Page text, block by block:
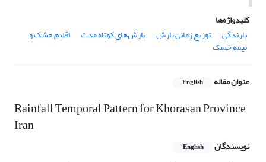
کلیدواژه‌ها
بارندگی
توزیع زمانی بارش بارش‌های کوتاه مدت اقلیم خشک و
نیمه خشک
عنوان مقاله English
Rainfall Temporal Pattern for Khorasan Province,
Iran
نویسندگان English